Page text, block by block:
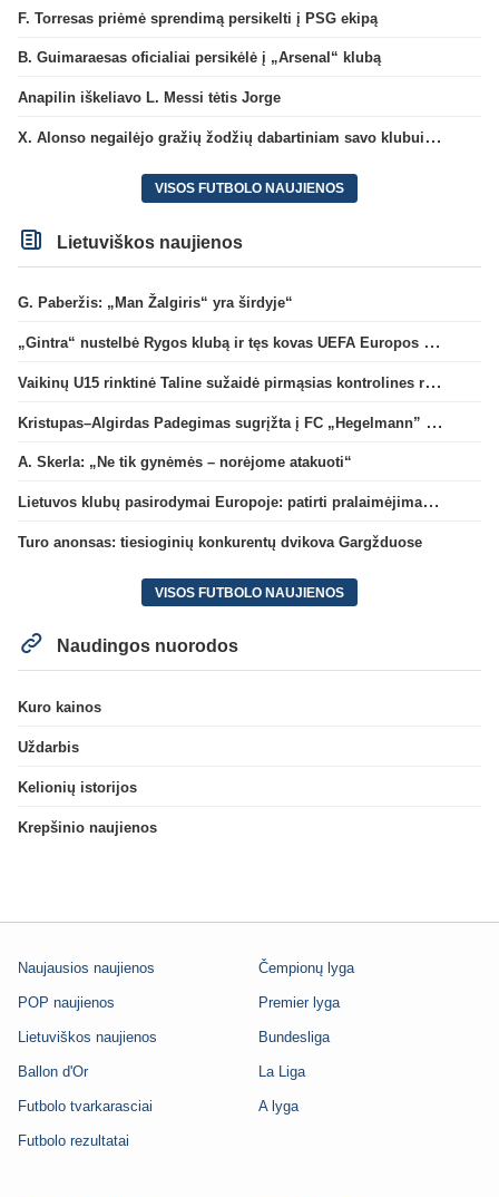
F. Torresas priėmė sprendimą persikelti į PSG ekipą
B. Guimaraesas oficialiai persikėlė į „Arsenal“ klubą
Anapilin iškeliavo L. Messi tėtis Jorge
X. Alonso negailėjo gražių žodžių dabartiniam savo klubui „Chelsea“
VISOS FUTBOLO NAUJIENOS
Lietuviškos naujienos
G. Paberžis: „Man Žalgiris“ yra širdyje“
„Gintra“ nustelbė Rygos klubą ir tęs kovas UEFA Europos taurės atrankoje
Vaikinų U15 rinktinė Taline sužaidė pirmąsias kontrolines rungtynes
Kristupas–Algirdas Padegimas sugrįžta į FC „Hegelmann” B sudėtį
A. Skerla: „Ne tik gynėmės – norėjome atakuoti“
Lietuvos klubų pasirodymai Europoje: patirti pralaimėjimai Kroatijos atstovams
Turo anonsas: tiesioginių konkurentų dvikova Gargžduose
VISOS FUTBOLO NAUJIENOS
Naudingos nuorodos
Kuro kainos
Uždarbis
Kelionių istorijos
Krepšinio naujienos
Naujausios naujienos
POP naujienos
Lietuviškos naujienos
Ballon d'Or
Futbolo tvarkarasciai
Futbolo rezultatai
Čempionų lyga
Premier lyga
Bundesliga
La Liga
A lyga